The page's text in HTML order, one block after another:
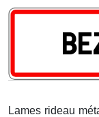
Lames rideau